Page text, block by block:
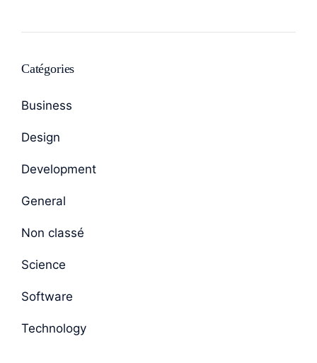
Catégories
Business
Design
Development
General
Non classé
Science
Software
Technology